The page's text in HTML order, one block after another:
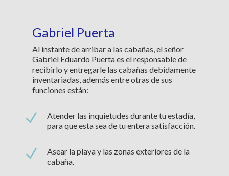
Gabriel Puerta
Al instante de arribar a las cabañas, el señor
Gabriel Eduardo Puerta es el responsable de
recibirlo y entregarle las cabañas debidamente
inventariadas, además entre otras de sus
funciones están:
N
Atender las inquietudes durante tu estadía,
para que esta sea de tu entera satisfacción.
N
Asear la playa y las zonas exteriores de la
cabaña.